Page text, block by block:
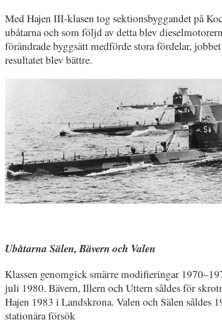
Med Hajen III-klasen tog sektionsbyggandet på
ubåtarna och som följd av detta blev
förändrade byggsätt medförde stora fördelar,
resultatet blev bättre.
Ubåtarna Sälen, Bävern och Valen
Klassen genomgick smärre modifieringar
juli 1980. Bävern, Illern och Uttern såldes för
Hajen 1983 i Landskrona. Valen och Sälen såldes
stationära försök